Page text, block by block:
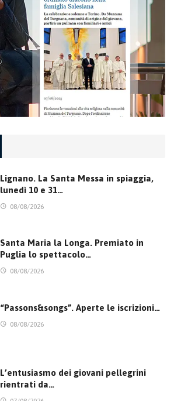
Lignano. La Santa Messa in spiaggia,
lunedì 10 e 31…
08/08/2026
Santa Maria la Longa. Premiato in
Puglia lo spettacolo…
08/08/2026
“Passons&songs”. Aperte le iscrizioni…
08/08/2026
L’entusiasmo dei giovani pellegrini
rientrati da…